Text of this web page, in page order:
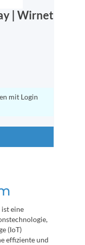
| Wirnet
mit Login
ist eine
(IoT)
effiziente und